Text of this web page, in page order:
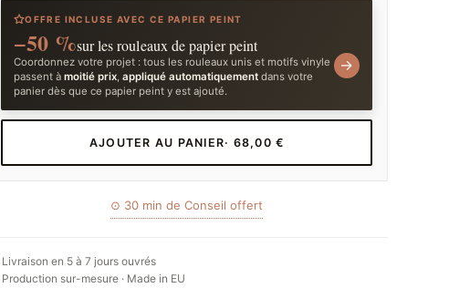
OFFRE INCLUSE AVEC CE PAPIER PEINT
−50 %sur les rouleaux de papier peint
Coordonnez votre projet : tous les rouleaux unis et motifs vinyle
passent àmoitié prix,appliqué automatiquement dans votre
panier dès que ce papier peint y est ajouté.
→
AJOUTER AU PANIER· 68,00 €
⊙ 30 min de Conseil offert
Livraison en 5 à 7 jours ouvrés
Production sur-mesure · Made in EU